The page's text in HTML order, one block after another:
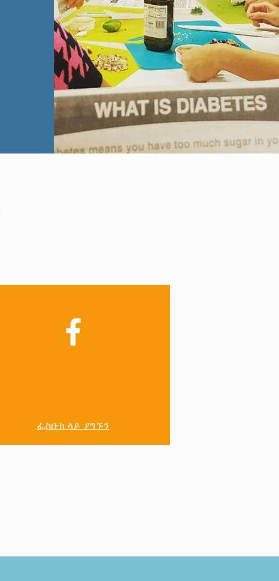
ፌስቡክ ላይ ያግኙን